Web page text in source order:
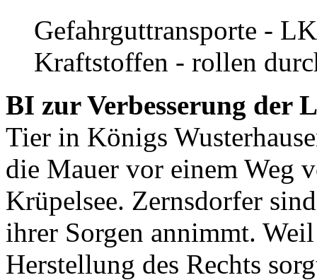
Gefahrguttransporte -
Kraftstoffen - rollen
BI zur Verbesserung der
Tier in Königs
die Mauer vor einem Weg
Krüpelsee. Zernsdorfer
ihrer Sorgen annimmt.
Herstellung des Rechts